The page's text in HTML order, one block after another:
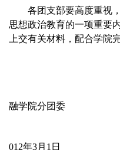
各团支部要高度重视
思想政治教育的一项重要
上交有关材料，配合学院
融学院分团委
012年3月1日